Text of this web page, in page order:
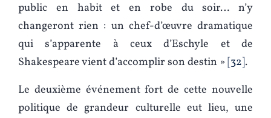
public en habit et en robe du soir… n’y
changeront rien : un chef-d’œuvre dramatique
qui s’apparente à ceux d’Eschyle et de
Shakespeare vient d’accomplir son destin » 32 .
Le deuxième événement fort de cette nouvelle
politique de grandeur culturelle eut lieu, une